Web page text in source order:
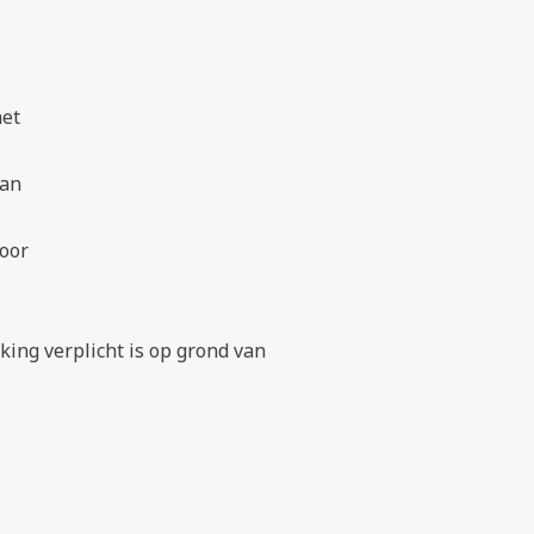
verplicht is op grond van